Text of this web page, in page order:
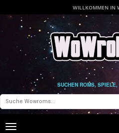
WILLKOMMEN IN
SUCHEN ROMS,
Toggle